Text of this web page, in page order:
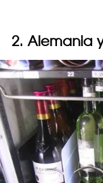
2. Alemania